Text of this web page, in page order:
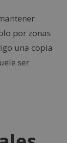
por zonas
una copia
ser